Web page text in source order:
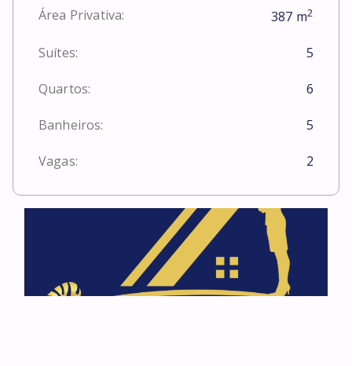
Área Privativa: 387 m2
Suítes: 5
Quartos: 6
Banheiros: 5
Vagas: 2